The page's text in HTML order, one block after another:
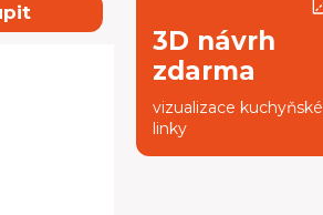
3D návrh
zdarma
vizualizace kuchyňské
linky